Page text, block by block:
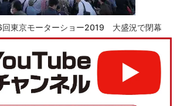
東京モーターショー2019 大盛況で閉幕